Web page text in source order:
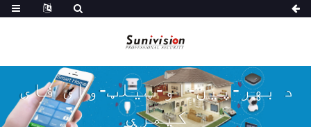
د بهر-پین-او-ټيلټ-وای فای
کیمرې